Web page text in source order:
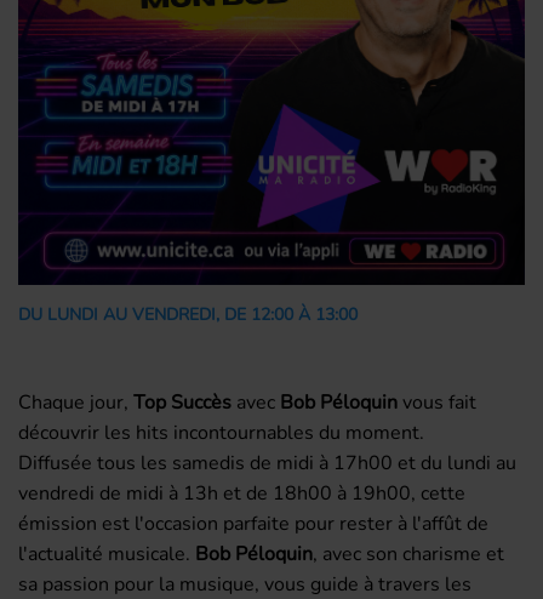
DU LUNDI AU VENDREDI, DE 12:00 À 13:00
Chaque jour, Top Succès avec Bob Péloquinvous fait
découvrir les hits incontournables du moment.
Diffusée tous les samedis de midi à 17h00 et du lundi au
vendredi de midi à 13h et de 18h00 à 19h00, cette
émission est l'occasion parfaite pour rester à l'affût de
l'actualité musicale. Bob Péloquin, avec son charisme et
sa passion pour la musique, vous guide à travers les